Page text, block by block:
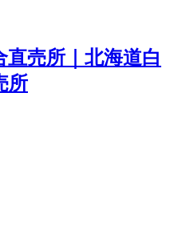
売所｜北海道白
所